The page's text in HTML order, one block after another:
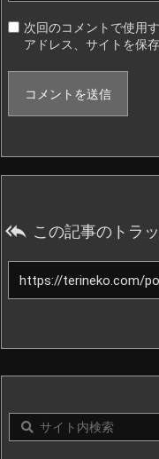
次回のコメントで使用
アドレス、サイトを保存
 この記事のトラ